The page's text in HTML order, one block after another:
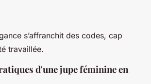
s’affranchit des codes, cap
travaillée.
d'une jupe féminine en